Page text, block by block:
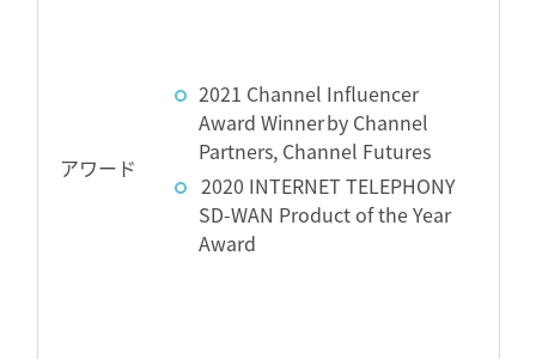
アワード
2021 Channel Influencer
Award Winner by Channel
Partners, Channel Futures
2020 INTERNET TELEPHONY
SD-WAN Product of the Year
Award